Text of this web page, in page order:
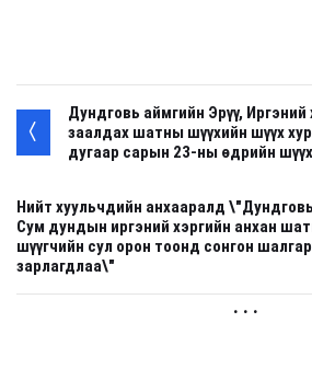
Дундговь аймгийн Эрүү,
заалдах шатны шүүхийн шүүх
дугаар сарын 23-ны өдрийн
Нийт хуульчдийн анхааралд
Сум дундын иргэний хэргийн анхан
шүүгчийн сул орон тоонд сонгон
зарлагдлаа\"
. . .